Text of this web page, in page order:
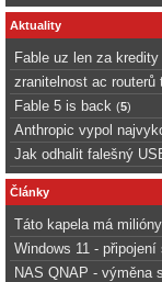
Aktuality
Fable uz len za kredity
zranitelnost ac routerů
Fable 5 is back (5)
Anthropic vypol
Jak odhalit falešný
Články
Táto kapela má
Windows 11 -
NAS QNAP - výměna